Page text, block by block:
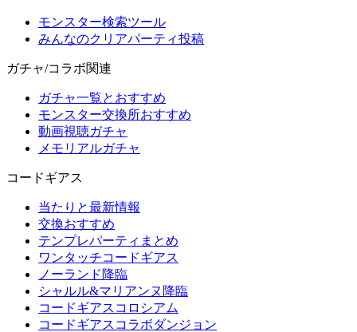
モンスター検索ツール
みんなのクリアパーティ投稿
ガチャ/コラボ関連
ガチャ一覧とおすすめ
モンスター交換所おすすめ
動画視聴ガチャ
メモリアルガチャ
コードギアス
当たりと最新情報
交換おすすめ
テンプレパーティまとめ
ワンタッチコードギアス
ノーランド降臨
シャルル&マリアンヌ降臨
コードギアスコロシアム
コードギアスコラボダンジョン